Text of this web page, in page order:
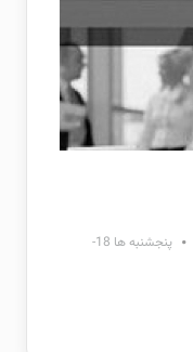
پنجشنبه ها 18-